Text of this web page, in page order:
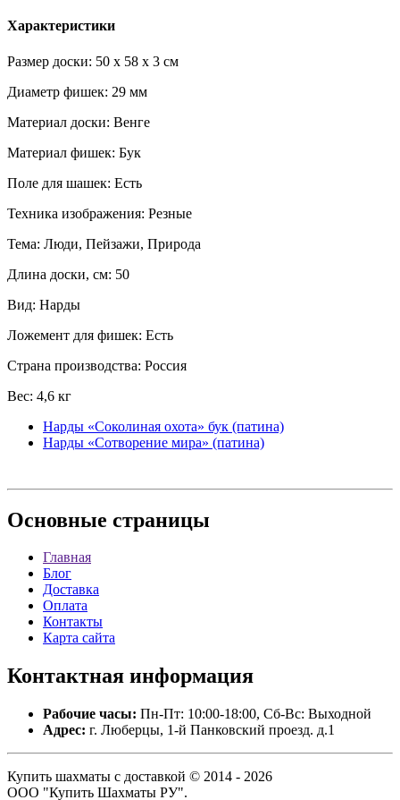
Характеристики
Размер доски: 50 x 58 x 3 см
Диаметр фишек: 29 мм
Материал доски: Венге
Материал фишек: Бук
Поле для шашек: Есть
Техника изображения: Резные
Тема: Люди, Пейзажи, Природа
Длина доски, см: 50
Вид: Нарды
Ложемент для фишек: Есть
Страна производства: Россия
Вес: 4,6 кг
Нарды «Соколиная охота» бук (патина)
Нарды «Сотворение мира» (патина)
Основные страницы
Главная
Блог
Доставка
Оплата
Контакты
Карта сайта
Контактная информация
Рабочие часы: Пн-Пт: 10:00-18:00, Сб-Вс: Выходной
Адрес: г. Люберцы, 1-й Панковский проезд. д.1
Купить шахматы с доставкой © 2014 - 2026
ООО "Купить Шахматы РУ".